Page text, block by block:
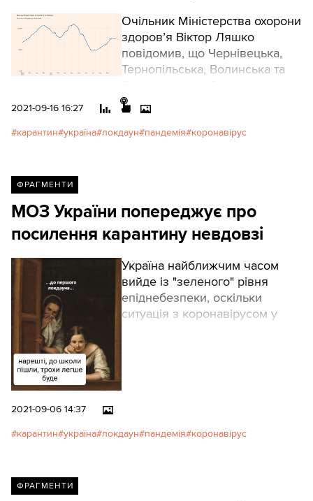
Очільник Міністерства охорони
здоров’я Віктор Ляшко
повідомив, що Чернівецька,
Тернопільська, Волинська та
рухаються в напрямку
"червоного" рівня епідемічної
небезпеки.
2021-09-16 16:27
карантин україна локдаун пандемія коронавірус
ФРАГМЕНТИ
МОЗ України попереджує про
посилення карантину невдовзі
Україна найближчим часом
вийде із "зеленого" рівня
епіднебезпеки, оскільки
ситуація з коронавірусом у
2021-09-06 14:37
карантин україна локдаун пандемія коронавірус
ФРАГМЕНТИ